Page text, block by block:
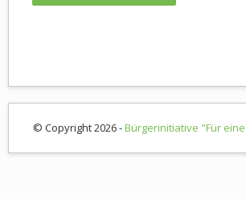
© Copyright 2026 -Bürgerinitiative "Für